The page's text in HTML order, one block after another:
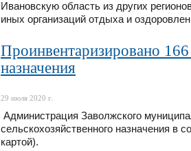
Ивановскую область из других
иных организаций отдыха и
Проинвентаризировано 166
назначения
29 июля 2020 г.
Администрация Заволжского
сельскохозяйственного назначения в
картой).